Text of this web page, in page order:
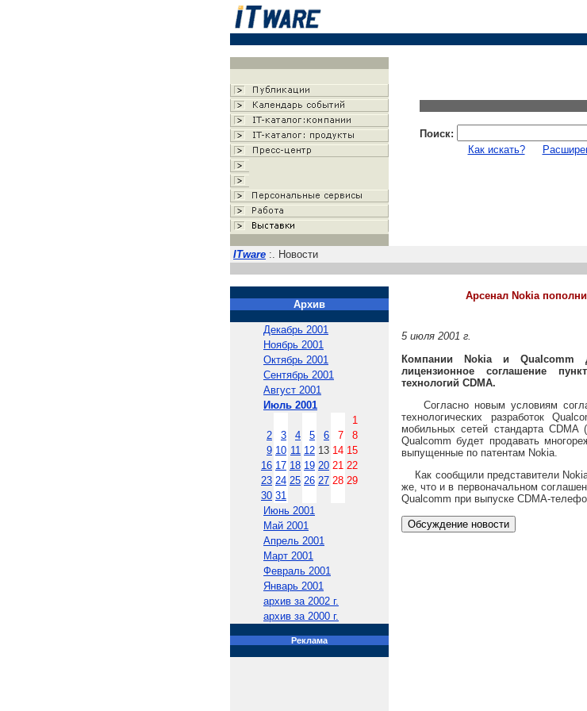
Поиск:
Как искать?
ITware :. Новости
Архив
Декабрь 2001
Ноябрь 2001
Октябрь 2001
Сентябрь 2001
Август 2001
Июль 2001
1
2
3 4 5 6 7
8
9 10 11 12 13 14 15
16 17 18 19 20 21 22
23 24 25 26 27 28 29
30 31
Июнь 2001
Май 2001
Апрель 2001
Март 2001
Февраль 2001
Январь 2001
архив за 2002 г.
архив за 2000 г.
Реклама
Арсенал Nokia
5 июля 2001 г.
Компании Nokia и Qualcomm
лицензионное соглашение
технологий CDMA.
Согласно новым условиям
технологических разработок
мобильных сетей стандарта
Qualcomm будет продавать
выпущенные по патентам Nokia.
Как сообщили представители
же, что и в первоначальном
Qualcomm при выпуске CDMA-